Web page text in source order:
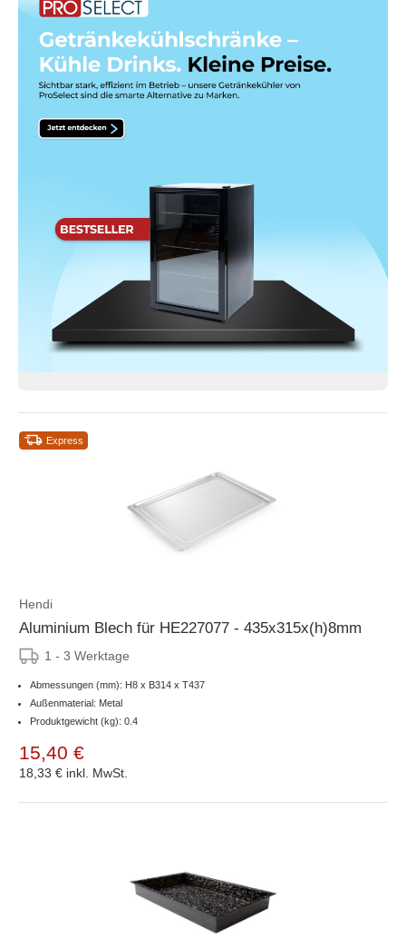
Express
Hendi
Aluminium Blech für HE227077 - 435x315x(h)8mm
1 - 3 Werktage
Abmessungen (mm): H8 x B314 x T437
Außenmaterial: Metal
Produktgewicht (kg): 0.4
15,40 €
18,33 € inkl. MwSt.